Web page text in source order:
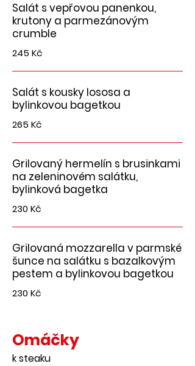
Salát s vepřovou panenkou,
krutony a parmezánovým
crumble
245 Kč
Salát s kousky lososa a
bylinkovou bagetkou
265 Kč
Grilovaný hermelín s brusinkami
na zeleninovém salátku,
bylinková bagetka
230 Kč
Grilovaná mozzarella v parmské
šunce na salátku s bazalkovým
pestem a bylinkovou bagetkou
230 Kč
Omáčky
k steaku